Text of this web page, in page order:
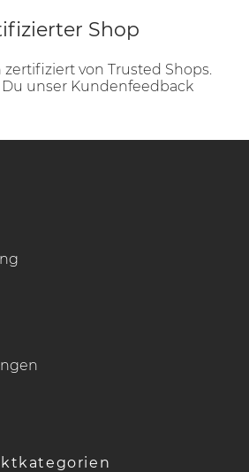
Shop
von Trusted Shops.
Du unser Kundenfeedback